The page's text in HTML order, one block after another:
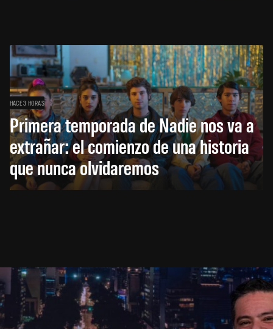
HACE 3 HORAS
Primera temporada de Nadie nos va a
extrañar: el comienzo de una historia
que nunca olvidaremos